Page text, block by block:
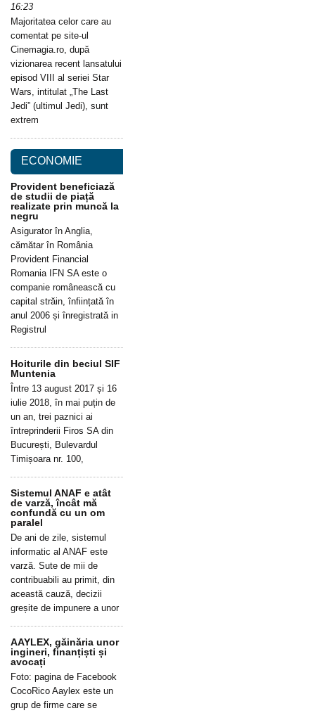
16:23
Majoritatea celor care au
comentat pe site-ul
Cinemagia.ro, după
vizionarea recent lansatului
episod VIII al seriei Star
Wars, intitulat „The Last
Jedi” (ultimul Jedi), sunt
extrem
ECONOMIE
Provident beneficiază
de studii de piață
realizate prin muncă la
negru
Asigurator în Anglia,
cămătar în România
Provident Financial
Romania IFN SA este o
companie românească cu
capital străin, înființată în
anul 2006 și înregistrată in
Registrul
Hoiturile din beciul SIF
Muntenia
Între 13 august 2017 și 16
iulie 2018, în mai puțin de
un an, trei paznici ai
întreprinderii Firos SA din
București, Bulevardul
Timișoara nr. 100,
Sistemul ANAF e atât
de varză, încât mă
confundă cu un om
paralel
De ani de zile, sistemul
informatic al ANAF este
varză. Sute de mii de
contribuabili au primit, din
această cauză, decizii
greșite de impunere a unor
AAYLEX, găinăria unor
ingineri, finanțiști și
avocați
Foto: pagina de Facebook
CocoRico Aaylex este un
grup de firme care se